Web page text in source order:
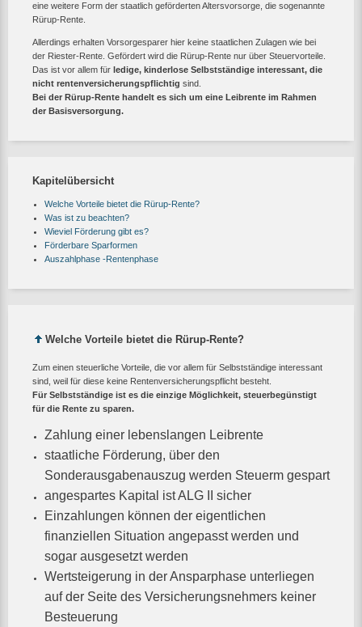
eine weitere Form der staatlich geförderten Altersvorsorge, die sogenannte
Rürup-Rente.
Allerdings erhalten Vorsorgesparer hier keine staatlichen Zulagen wie bei
der Riester-Rente. Gefördert wird die Rürup-Rente nur über Steuervorteile.
Das ist vor allem für ledige, kinderlose Selbstständige interessant, die
nicht rentenversicherungspflichtig sind.
Bei der Rürup-Rente handelt es sich um eine Leibrente im Rahmen
der Basisversorgung.
Kapitelübersicht
Welche Vorteile bietet die Rürup-Rente?
Was ist zu beachten?
Wieviel Förderung gibt es?
Förderbare Sparformen
Auszahlphase -Rentenphase
Welche Vorteile bietet die Rürup-Rente?
Zum einen steuerliche Vorteile, die vor allem für Selbstständige interessant
sind, weil für diese keine Rentenversicherungspflicht besteht.
Für Selbstständige ist es die einzige Möglichkeit, steuerbegünstigt
für die Rente zu sparen.
Zahlung einer lebenslangen Leibrente
staatliche Förderung, über den
Sonderausgabenauszug werden Steuerm gespart
angespartes Kapital ist ALG II sicher
Einzahlungen können der eigentlichen
finanziellen Situation angepasst werden und
sogar ausgesetzt werden
Wertsteigerung in der Ansparphase unterliegen
auf der Seite des Versicherungsnehmers keiner
Besteuerung